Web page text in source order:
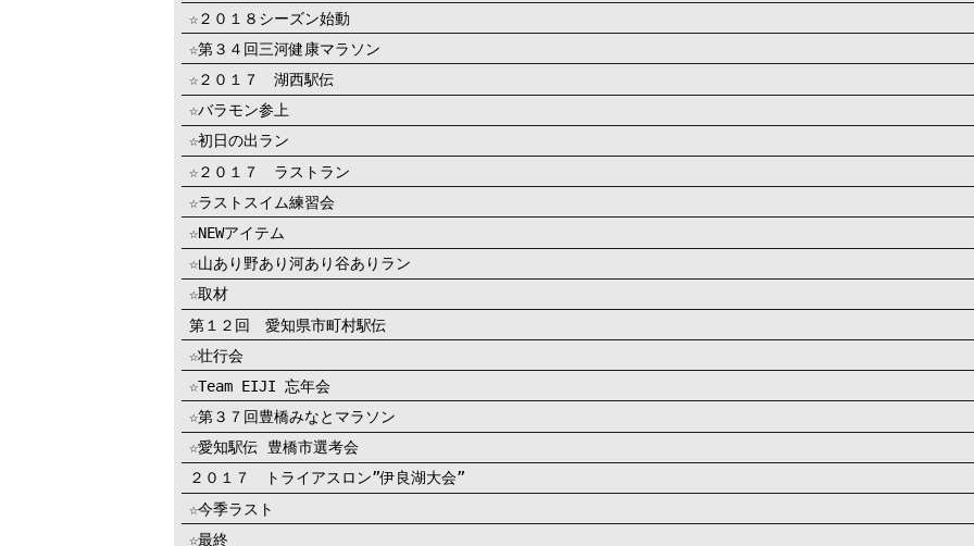
☆２０１８シーズン始動
☆第３４回三河健康マラソン
☆２０１７ 湖西駅伝
☆バラモン参上
☆初日の出ラン
☆２０１７ ラストラン
☆ラストスイム練習会
☆NEWアイテム
☆山あり野あり河あり谷ありラン
☆取材
第１２回 愛知県市町村駅伝
☆壮行会
☆Team EIJI 忘年会
☆第３７回豊橋みなとマラソン
☆愛知駅伝 豊橋市選考会
２０１７ トライアスロン”伊良湖大会”
☆今季ラスト
☆最終